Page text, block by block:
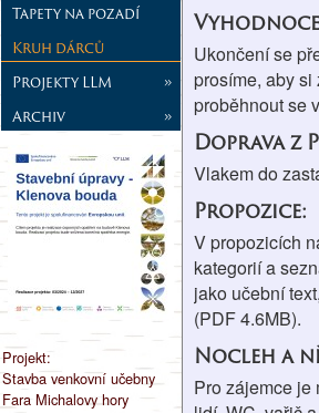
Tapety na pozadí
Kruh dárců
Projekty LLM
»
Archiv
»
Projekt:
Stavba venkovní učebny
Fara Michalovy hory
Ukončení se
prosíme, aby
proběhnout se
Doprava z
Vlakem do
Propozice:
V propozicích
kategorií a
jako učební
(PDF 4.6MB).
Nocleh a
Pro zájemce je